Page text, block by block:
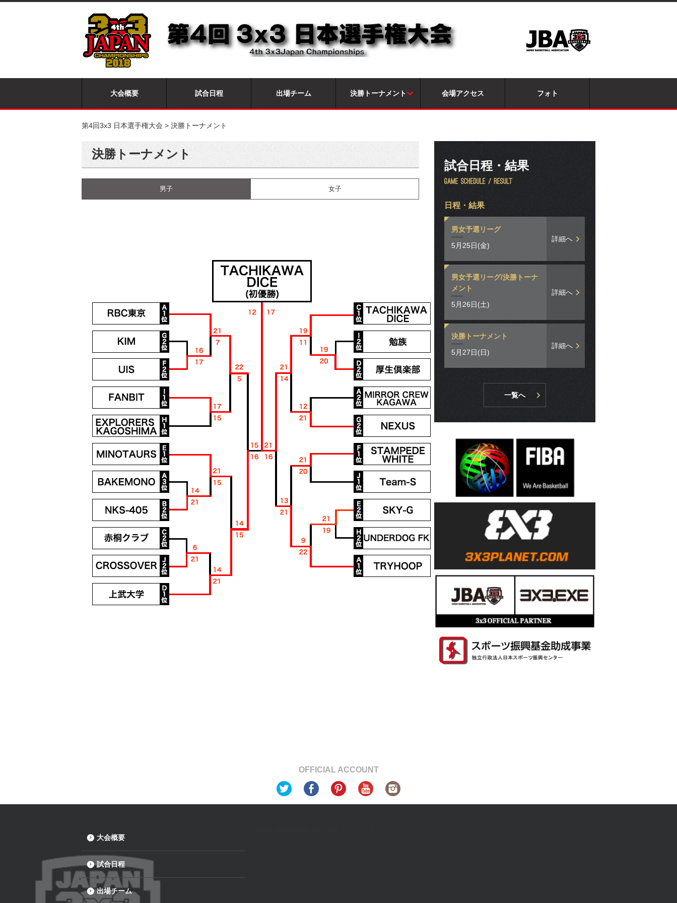
大会概要 試合日程 出場チーム 決勝トーナメント 会場アクセス フォト
第4回3x3 日本選手権大会 > 決勝トーナメント
決勝トーナメント
男子 女子
試合日程・結果
日程・結果
男女予選リーグ
5月25日(金)
詳細へ
男女予選リーグ/決勝トーナ
メント
5月26日(土)
詳細へ
決勝トーナメント
5月27日(日)
詳細へ
一覧へ
OFFICIAL ACCOUNT
大会概要
試合日程
出場チーム